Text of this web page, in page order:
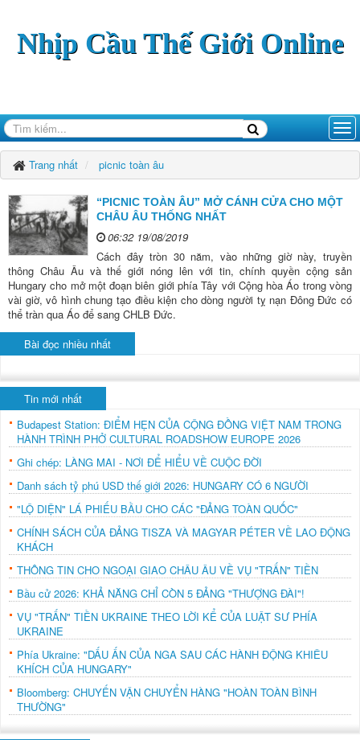
Nhịp Cầu Thế Giới Online
Trang nhất picnic toàn âu
“PICNIC TOÀN ÂU” MỞ CÁNH CỬA CHO MỘT
CHÂU ÂU THỐNG NHẤT
06:32 19/08/2019
Cách đây tròn 30 năm, vào những giờ này, truyền
thông Châu Âu và thế giới nóng lên với tin, chính quyền cộng sản
Hungary cho mở một đoạn biên giới phía Tây với Cộng hòa Áo trong vòng
vài giờ, vô hình chung tạo điều kiện cho dòng người tỵ nạn Đông Đức có
thể tràn qua Áo để sang CHLB Đức.
Bài đọc nhiều nhất
Tin mới nhất
Budapest Station: ĐIỂM HẸN CỦA CỘNG ĐỒNG VIỆT NAM TRONG
HÀNH TRÌNH PHỞ CULTURAL ROADSHOW EUROPE 2026
Ghi chép: LÀNG MAI - NƠI ĐỂ HIỂU VỀ CUỘC ĐỜI
Danh sách tỷ phú USD thế giới 2026: HUNGARY CÓ 6 NGƯỜI
"LỘ DIỆN" LÁ PHIẾU BẦU CHO CÁC "ĐẢNG TOÀN QUỐC"
CHÍNH SÁCH CỦA ĐẢNG TISZA VÀ MAGYAR PÉTER VỀ LAO ĐỘNG
KHÁCH
THÔNG TIN CHO NGOẠI GIAO CHÂU ÂU VỀ VỤ "TRẤN" TIỀN
Bầu cử 2026: KHẢ NĂNG CHỈ CÒN 5 ĐẢNG "THƯỢNG ĐÀI"!
VỤ "TRẤN" TIỀN UKRAINE THEO LỜI KỂ CỦA LUẬT SƯ PHÍA
UKRAINE
Phía Ukraine: "DẤU ẤN CỦA NGA SAU CÁC HÀNH ĐỘNG KHIÊU
KHÍCH CỦA HUNGARY"
Bloomberg: CHUYẾN VẬN CHUYỂN HÀNG "HOÀN TOÀN BÌNH
THƯỜNG"